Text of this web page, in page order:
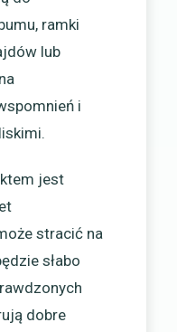
ramki
lub
i
jest
stracić na
słabo
dobre